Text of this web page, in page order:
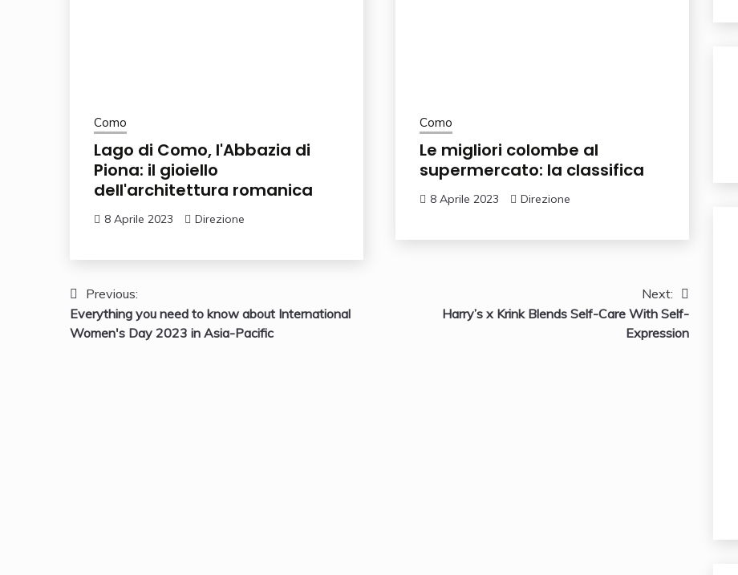
Como
Lago di Como, l'Abbazia di
Piona: il gioiello
dell'architettura romanica
8 Aprile 2023 Direzione
Como
Le migliori colombe al
supermercato: la classifica
8 Aprile 2023 Direzione
Navigazione
articoli
Previous:
Everything you need to know about International
Women's Day 2023 in Asia-Pacific
Next:
Harry’s x Krink Blends Self-Care With Self-
Expression